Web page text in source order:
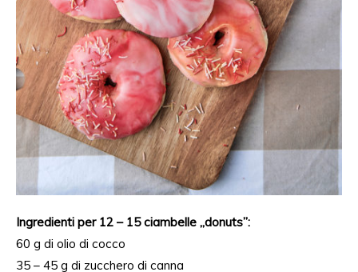
Ingredienti per 12 – 15 ciambelle „donuts”:
60 g di olio di cocco
35 – 45 g di zucchero di canna